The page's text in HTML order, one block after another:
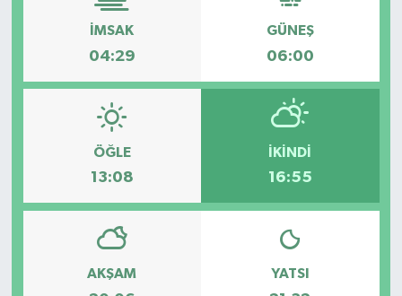
İMSAK
04:29
GÜNEŞ
06:00
ÖĞLE
13:08
İKINDI
16:55
AKŞAM YATSI